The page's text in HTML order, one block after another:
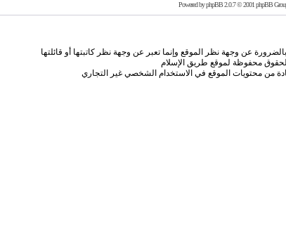
Powered byphpBB2.0.7 © 2001 phpBB
عن وجهة نظر الموقع وإنما تعبر عن وجهة نظر كاتبتها أو قائلتها
محفوظة لموقع طريق الإسلام
من محتويات الموقع في الاستخدام الشخصي غير التجاري